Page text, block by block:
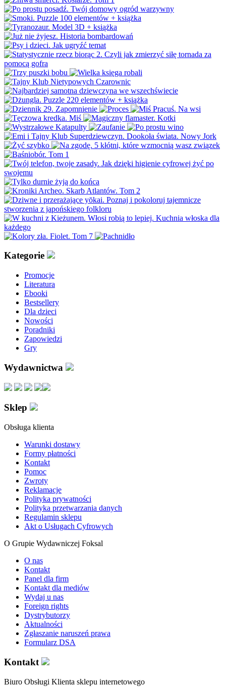
Kategorie
Promocje
Literatura
Ebooki
Bestsellery
Dla dzieci
Nowości
Poradniki
Zapowiedzi
Gry
Wydawnictwa
Sklep
Obsługa klienta
Warunki dostawy
Formy płatności
Kontakt
Pomoc
Zwroty
Reklamacje
Polityka prywatności
Polityka przetwarzania danych
Regulamin sklepu
Akt o Usługach Cyfrowych
O Grupie Wydawniczej Foksal
O nas
Kontakt
Panel dla firm
Kontakt dla mediów
Wydaj u nas
Foreign rights
Dystrybutorzy
Aktualności
Zgłaszanie naruszeń prawa
Formularz DSA
Kontakt
Biuro Obsługi Klienta sklepu internetowego